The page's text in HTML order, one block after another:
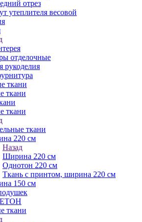
отрез
утеплителя весовой
отделочные
рукоделия
ткани
ткани
ткани
ткани
220 см
Назад
Ширина 220 см
Однотон 220 см
Ткань с принтом, ширина 220 см
150 см
ткани